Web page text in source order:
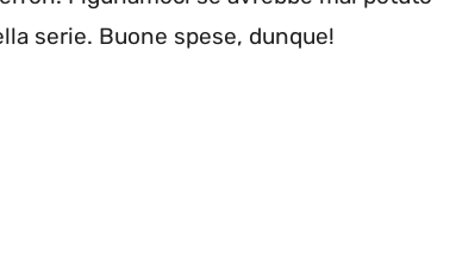
serie. Buone spese, dunque!